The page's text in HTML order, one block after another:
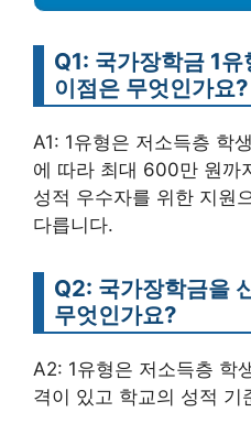
Q1: 국가장학금 1
이점은 무엇인가요?
A1: 1유형은 저소득층 학
에 따라 최대 600만 원까
성적 우수자를 위한 지원
다릅니다.
Q2: 국가장학금을
무엇인가요?
A2: 1유형은 저소득층 학
격이 있고 학교의 성적 기